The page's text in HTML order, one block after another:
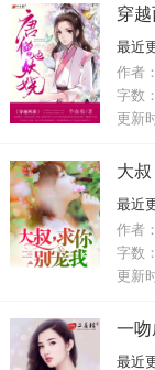
穿
最近
作者：
字数：
更新
大
最近
作者：
字数：
更新
一
最近